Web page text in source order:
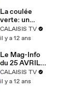
La coulée
verte: un
sentier nature
en plein coeur
CALAISIS TV
il y a 12 ans
Le Mag-Info
du 25 AVRIL
2014
CALAISIS TV
il y a 12 ans